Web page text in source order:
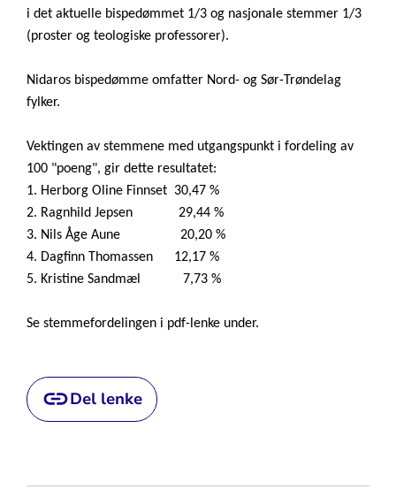
i det aktuelle bispedømmet 1/3 og nasjonale stemmer 1/3
(proster og teologiske professorer).
Nidaros bispedømme omfatter Nord- og Sør-Trøndelag
fylker.
Vektingen av stemmene med utgangspunkt i fordeling av
100 "poeng", gir dette resultatet:
1. Herborg Oline Finnset 30,47 %
2. Ragnhild Jepsen 29,44 %
3. Nils Åge Aune 20,20 %
4. Dagfinn Thomassen 12,17 %
5. Kristine Sandmæl 7,73 %
Se stemmefordelingen i pdf-lenke under.
Del lenke